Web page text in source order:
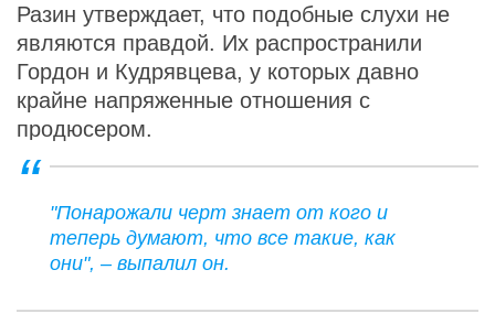
Разин утверждает, что подобные слухи не
являются правдой. Их распространили
Гордон и Кудрявцева, у которых давно
крайне напряженные отношения с
продюсером.
"Понарожали черт знает от кого и
теперь думают, что все такие, как
они", – выпалил он.